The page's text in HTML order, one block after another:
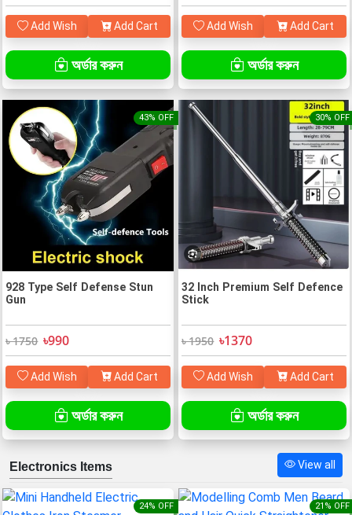
Add Wish Add Cart
অর্ডার করুন
Add Wish Add Cart
অর্ডার করুন
43% OFF
928 Type Self Defense Stun
Gun
৳ 1750 ৳990
Add Wish Add Cart
অর্ডার করুন
30% OFF
32 Inch Premium Self Defence
Stick
৳ 1950 ৳1370
Add Wish Add Cart
অর্ডার করুন
Electronics Items View all
24% OFF 21% OFF